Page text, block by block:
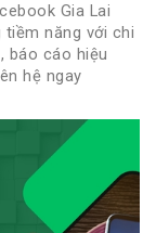
Gia Lai
tiềm năng với chi
báo cáo hiệu
hệ ngay